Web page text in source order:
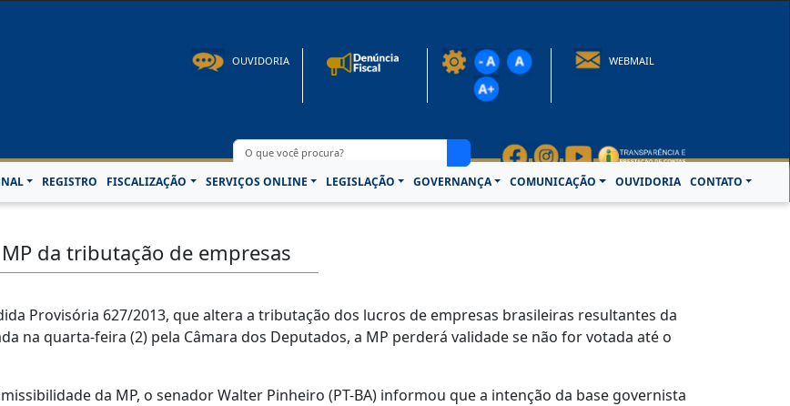
OUVIDORIA WEBMAIL
REGISTRO FISCALIZAÇÃO SERVIÇOS ONLINE LEGISLAÇÃO GOVERNANÇA COMUNICAÇÃO OUVIDORIA CONTATO
da tributação de empresas
Provisória 627/2013, que altera a tributação dos lucros de empresas brasileiras resultantes da
na quarta-feira (2) pela Câmara dos Deputados, a MP perderá validade se não for votada até o
da MP, o senador Walter Pinheiro (PT-BA) informou que a intenção da base governista